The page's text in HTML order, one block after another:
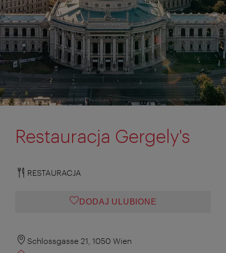
Restauracja Gergely's
RESTAURACJA
DODAJ ULUBIONE
Schlossgasse 21, 1050 Wien